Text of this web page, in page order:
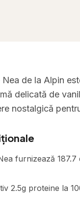
de la Alpin
delicată de
nostalgică
furnizează
2.5g proteine la